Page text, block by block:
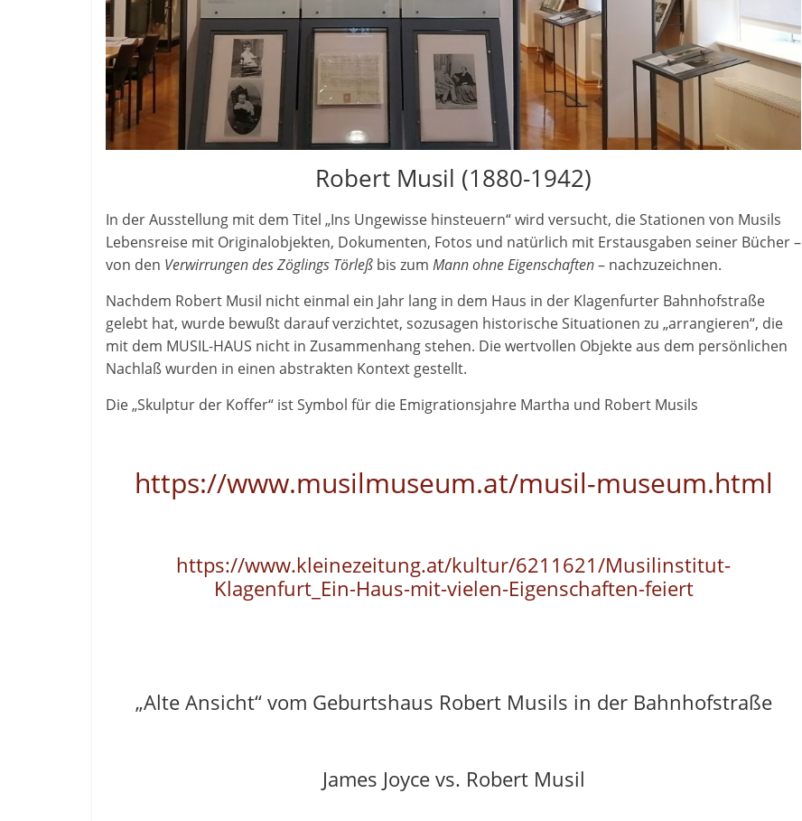
Robert Musil (1880-1942)
In der Ausstellung mit dem Titel „Ins Ungewisse hinsteuern“ wird versucht, die Stationen von Musils
Lebensreise mit Originalobjekten, Dokumenten, Fotos und natürlich mit Erstausgaben seiner Bücher –
von den Verwirrungen des Zöglings Törleß bis zum Mann ohne Eigenschaften– nachzuzeichnen.
Nachdem Robert Musil nicht einmal ein Jahr lang in dem Haus in der Klagenfurter Bahnhofstraße
gelebt hat, wurde bewußt darauf verzichtet, sozusagen historische Situationen zu „arrangieren“, die
mit dem MUSIL-HAUS nicht in Zusammenhang stehen. Die wertvollen Objekte aus dem persönlichen
Nachlaß wurden in einen abstrakten Kontext gestellt.
Die „Skulptur der Koffer“ ist Symbol für die Emigrationsjahre Martha und Robert Musils
https://www.musilmuseum.at/musil-museum.html
https://www.kleinezeitung.at/kultur/6211621/Musilinstitut-
Klagenfurt_Ein-Haus-mit-vielen-Eigenschaften-feiert
„Alte Ansicht“ vom Geburtshaus Robert Musils in der Bahnhofstraße
James Joyce vs. Robert Musil